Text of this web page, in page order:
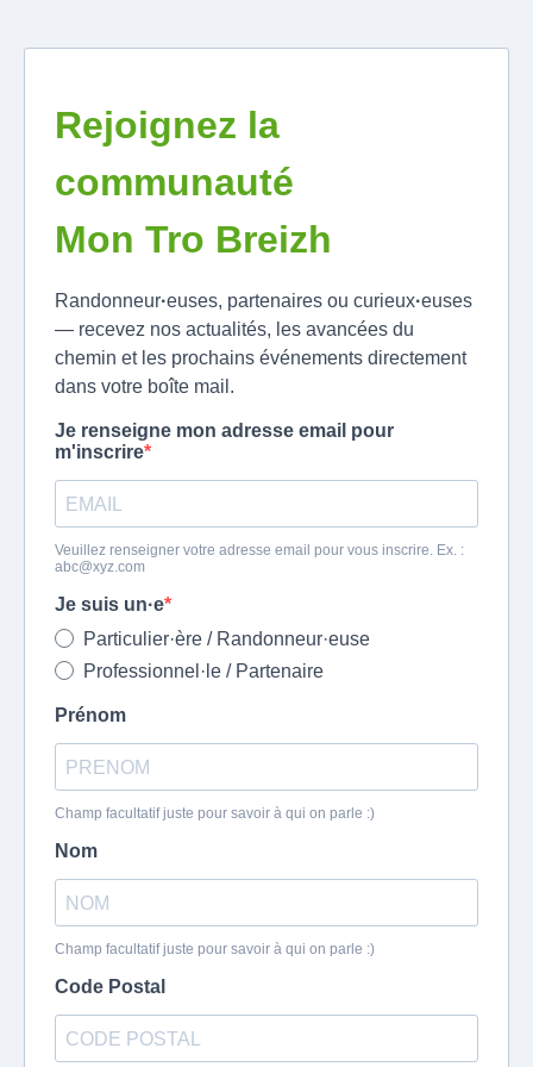
Rejoignez la
communauté
Mon Tro Breizh
Randonneur·euses, partenaires ou curieux·euses
— recevez nos actualités, les avancées du
chemin et les prochains événements directement
dans votre boîte mail.
Je renseigne mon adresse email pour
m'inscrire
Veuillez renseigner votre adresse email pour vous inscrire. Ex. :
abc@xyz.com
Je suis un·e
Particulier·ère / Randonneur·euse
Professionnel·le / Partenaire
Prénom
Champ facultatif juste pour savoir à qui on parle :)
Nom
Champ facultatif juste pour savoir à qui on parle :)
Code Postal